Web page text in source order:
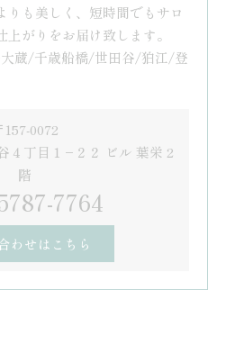
りも美しく、短時間でもサロ
がりをお届け致します。
大蔵/千歳船橋/世田谷/狛江/登
157-0072
４丁目１−２２ ビル 葉栄 2
階
7764
わせはこちら